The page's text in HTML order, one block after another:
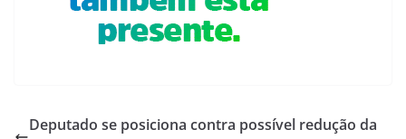
Deputado se posiciona contra possível redução da